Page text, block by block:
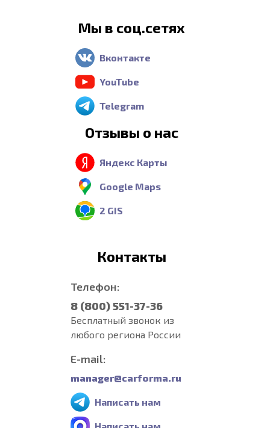
Мы в соц.сетях
Вконтакте
YouTube
Telegram
Отзывы о нас
Яндекс Карты
Google Maps
2 GIS
Контакты
Телефон:
8 (800) 551-37-36
Бесплатный звонок из
любого региона России
E-mail:
manager@carforma.ru
Написать нам